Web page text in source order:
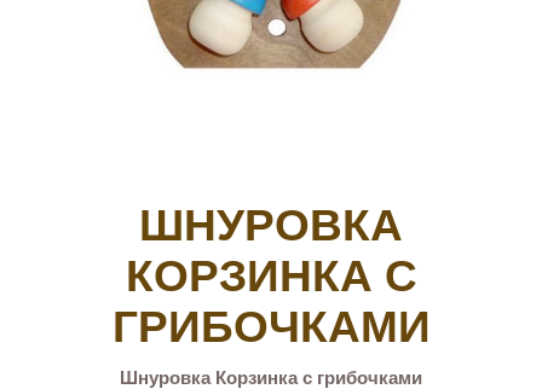
ШНУРОВКА
КОРЗИНКА С
ГРИБОЧКАМИ
Шнуровка Корзинка с грибочками